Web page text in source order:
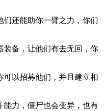
们还能助你一臂之力，你们
装备，让他们有去无回，你
可以招募他们，并且建立相
能力，僵尸也会变异，也有